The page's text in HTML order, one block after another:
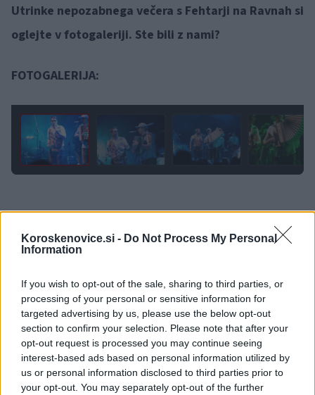
Koroskenovice.si - Do Not Process My Personal
Information
If you wish to opt-out of the sale, sharing to third parties, or
processing of your personal or sensitive information for
targeted advertising by us, please use the below opt-out
section to confirm your selection. Please note that after your
opt-out request is processed you may continue seeing
interest-based ads based on personal information utilized by
us or personal information disclosed to third parties prior to
your opt-out. You may separately opt-out of the further
Utrinke nepozabnega večera s Fehtarji na Ravnah si
oglejte v fotogaleriji. Ste bili z nami?
FOTOGALERIJA:
posameznik kazensko odgovoren za javno spodbujanje
sovraštva, nasilja ali nestrpnosti. Komentarji z žaljivimi,
rasističnimi, diskriminatornimi ali nezakonitimi vsebinami bodo
odstranjeni. Pravila komentiranja →
Failed to fetch